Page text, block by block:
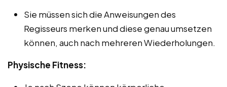
Sie müssen sich die Anweisungen des
Regisseurs merken und diese genau umsetzen
können, auch nach mehreren Wiederholungen.
Physische Fitness: